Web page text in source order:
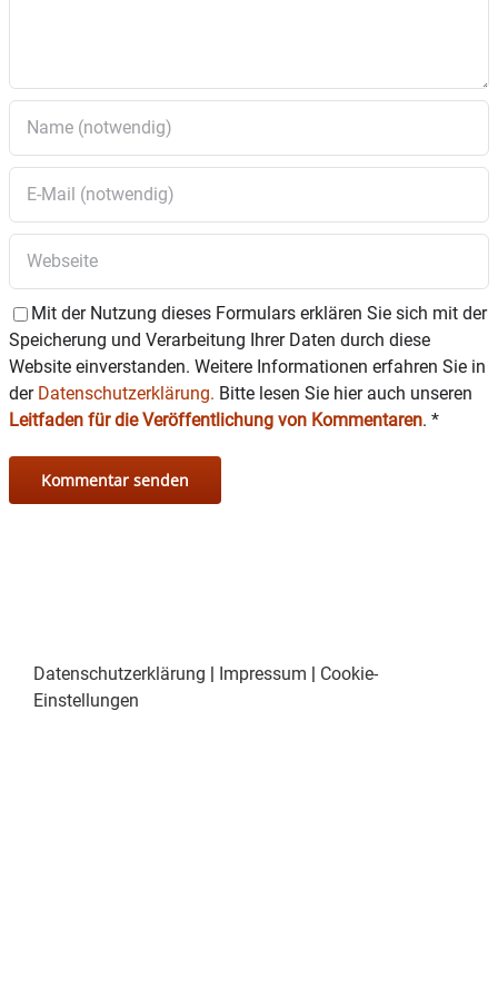
Mit der Nutzung dieses Formulars erklären Sie sich mit der
Speicherung und Verarbeitung Ihrer Daten durch diese
Website einverstanden. Weitere Informationen erfahren Sie in
der Datenschutzerklärung. Bitte lesen Sie hier auch unseren
Leitfaden für die Veröffentlichung von Kommentaren. *
Datenschutzerklärung | Impressum | Cookie-
Einstellungen